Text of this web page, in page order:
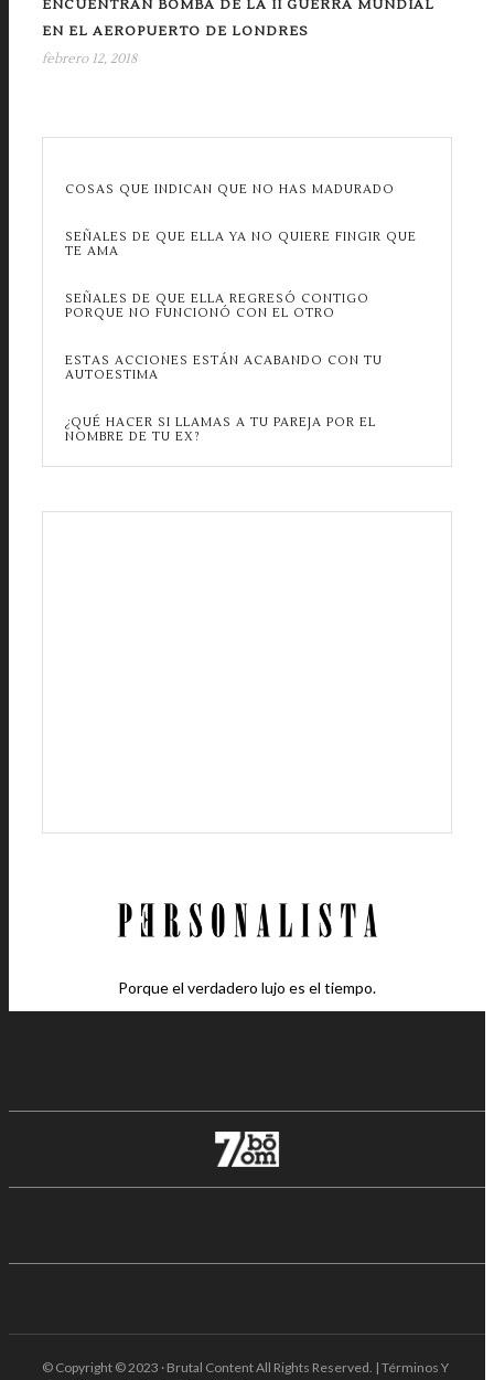
ENCUENTRAN BOMBA DE LA II GUERRA MUNDIAL
EN EL AEROPUERTO DE LONDRES
febrero 12, 2018
COSAS QUE INDICAN QUE NO HAS MADURADO
SEÑALES DE QUE ELLA YA NO QUIERE FINGIR QUE
TE AMA
SEÑALES DE QUE ELLA REGRESÓ CONTIGO
PORQUE NO FUNCIONÓ CON EL OTRO
ESTAS ACCIONES ESTÁN ACABANDO CON TU
AUTOESTIMA
¿QUÉ HACER SI LLAMAS A TU PAREJA POR EL
NOMBRE DE TU EX?
Porque el verdadero lujo es el tiempo.
© Copyright © 2023 · Brutal Content All Rights Reserved. | Términos Y